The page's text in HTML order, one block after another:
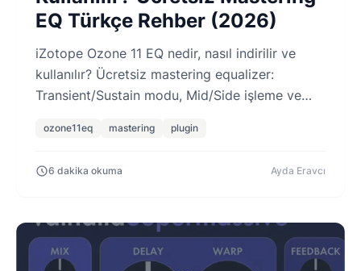
EQ Türkçe Rehber (2026)
iZotope Ozone 11 EQ nedir, nasıl indirilir ve
kullanılır? Ücretsiz mastering equalizer:
Transient/Sustain modu, Mid/Side işleme ve
ozone11eq mastering plugin
6 dakika okuma Ayda Eravcı